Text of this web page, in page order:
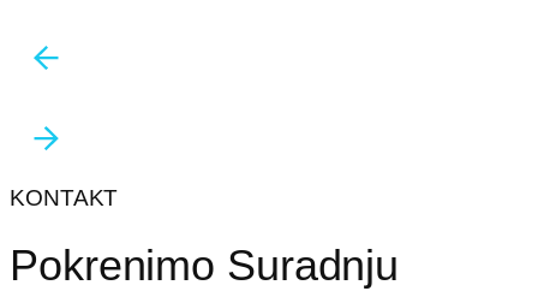
KONTAKT
Pokrenimo Suradnju